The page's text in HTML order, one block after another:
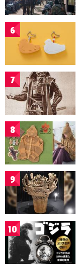
6
7
8
9
10